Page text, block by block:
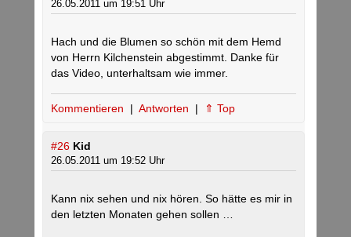
26.05.2011 um 19:51 Uhr
Hach und die Blumen so schön mit dem Hemd
von Herrn Kilchenstein abgestimmt. Danke für
das Video, unterhaltsam wie immer.
Kommentieren | Antworten | ⇑ Top
#26 Kid
26.05.2011 um 19:52 Uhr
Kann nix sehen und nix hören. So hätte es mir in
den letzten Monaten gehen sollen …